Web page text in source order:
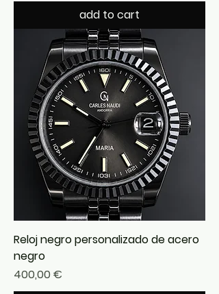
add to cart
Reloj negro personalizado de acero
negro
Precio
400,00 €